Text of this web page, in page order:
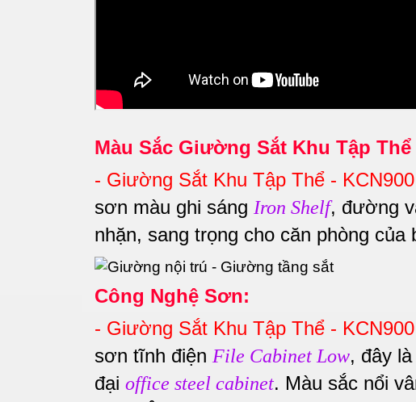
Màu Sắc Giường Sắt Khu Tập Thể
- Giường Sắt Khu Tập Thể - KCN900
sơn màu ghi sáng Iron Shelf, đường
nhặn, sang trọng cho căn phòng của
Công Nghệ Sơn:
- Giường Sắt Khu Tập Thể - KCN900
sơn tĩnh điện File Cabinet Low, đây
đại office steel cabinet. Màu sắc nổi